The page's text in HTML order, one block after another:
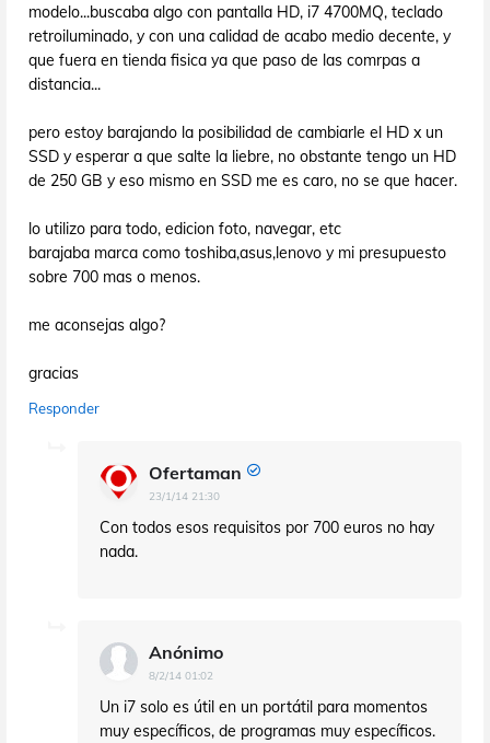
modelo...buscaba algo con pantalla HD, i7 4700MQ, teclado
retroiluminado, y con una calidad de acabo medio decente, y
que fuera en tienda fisica ya que paso de las comrpas a
distancia...
pero estoy barajando la posibilidad de cambiarle el HD x un
SSD y esperar a que salte la liebre, no obstante tengo un HD
de 250 GB y eso mismo en SSD me es caro, no se que hacer.
lo utilizo para todo, edicion foto, navegar, etc
barajaba marca como toshiba,asus,lenovo y mi presupuesto
sobre 700 mas o menos.
me aconsejas algo?
gracias
Responder
Ofertaman
23/1/14 21:30
Con todos esos requisitos por 700 euros no hay
nada.
Anónimo
8/2/14 01:02
Un i7 solo es útil en un portátil para momentos
muy específicos, de programas muy específicos.